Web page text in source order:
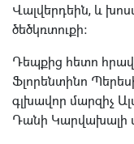
Վալվերդեին, և
ծեծկռտուքի։
Դեպքից հետո
Ֆլորենտինո
գլխավոր մարզիչ
Դանի Կարվախալի